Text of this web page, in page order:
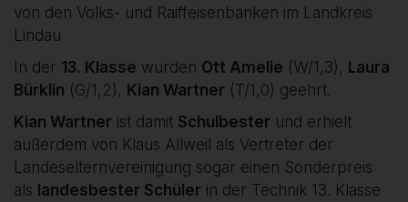
von den Volks- und Raiffeisenbanken im Landkreis
Lindau
In der 13. Klasse wurden Ott Amelie (W/1,3), Laura
Bürklin (G/1,2), Kian Wartner (T/1,0) geehrt.
Kian Wartner ist damit Schulbester und erhielt
außerdem von Klaus Allweil als Vertreter der
Landeselternvereinigung sogar einen Sonderpreis
als landesbester Schüler in der Technik 13. Klasse